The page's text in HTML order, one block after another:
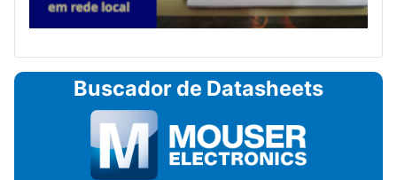
Buscador de Datasheets